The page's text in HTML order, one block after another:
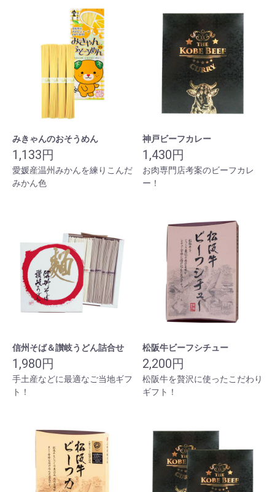
みきゃんのおそうめん
1,133円
愛媛産温州みかんを練りこんだ
みかん色
神戸ビーフカレー
1,430円
お肉専門店考案のビーフカレ
ー！
信州そば＆讃岐うどん詰合せ
1,980円
手土産などに最適なご当地ギフ
ト！
松阪牛ビーフシチュー
2,200円
松阪牛を贅沢に使ったこだわり
ギフト！